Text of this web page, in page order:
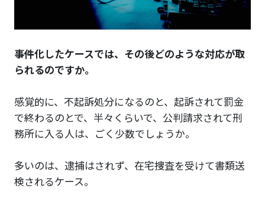
――事件化したケースでは、その後どのような対応が取
られるのですか。
感覚的に、不起訴処分になるのと、起訴されて罰金
で終わるのとで、半々くらいで、公判請求されて刑
務所に入る人は、ごく少数でしょうか。
多いのは、逮捕はされず、在宅捜査を受けて書類送
検されるケース。